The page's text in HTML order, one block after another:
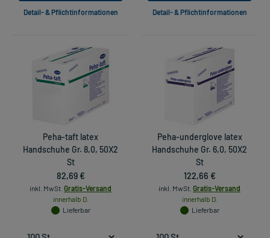
Detail- & Pflichtinformationen Detail- & Pflichtinformationen
Peha-taft latex
Handschuhe Gr. 8,0, 50X2
St
82,69 €
inkl. MwSt. Gratis-Versand
innerhalb D.
Lieferbar
Peha-underglove latex
Handschuhe Gr. 6,0, 50X2
St
122,66 €
inkl. MwSt. Gratis-Versand
innerhalb D.
Lieferbar